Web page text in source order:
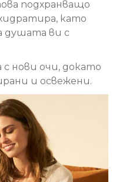
подхранващо
като
душата ви с
нови очи, докато
и освежени.